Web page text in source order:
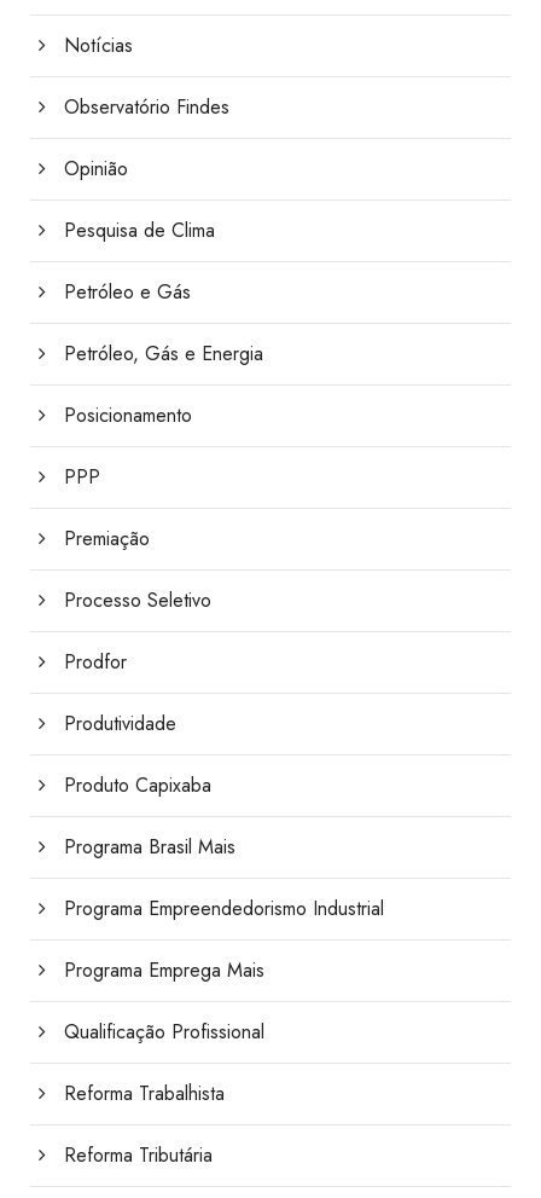
Notícias
Observatório Findes
Opinião
Pesquisa de Clima
Petróleo e Gás
Petróleo, Gás e Energia
Posicionamento
PPP
Premiação
Processo Seletivo
Prodfor
Produtividade
Produto Capixaba
Programa Brasil Mais
Programa Empreendedorismo Industrial
Programa Emprega Mais
Qualificação Profissional
Reforma Trabalhista
Reforma Tributária